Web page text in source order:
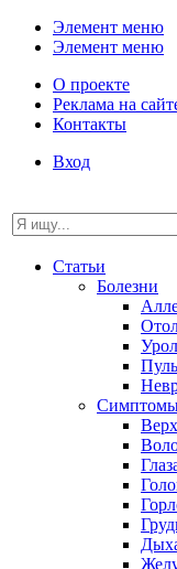
Элемент меню
Элемент меню
О проекте
Реклама на
Контакты
Вход
Статьи
Болезни